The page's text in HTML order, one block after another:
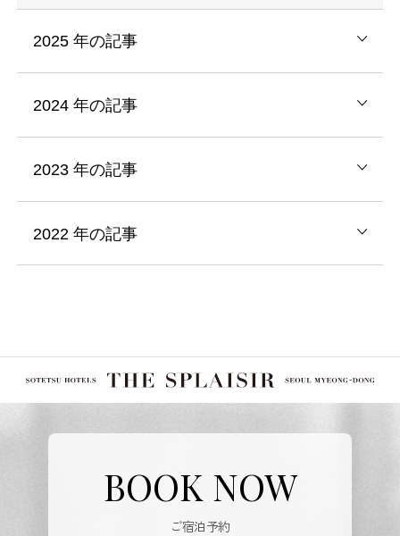
2025 年の記事
2024 年の記事
2023 年の記事
2022 年の記事
BOOK NOW
ご宿泊予約